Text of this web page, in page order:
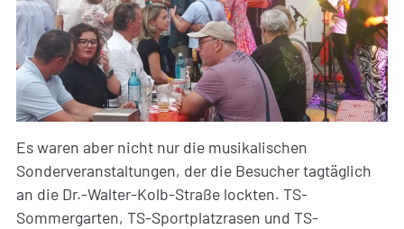
Es waren aber nicht nur die musikalischen
Sonderveranstaltungen, der die Besucher tagtäglich
an die Dr.-Walter-Kolb-Straße lockten. TS-
Sommergarten, TS-Sportplatzrasen und TS-